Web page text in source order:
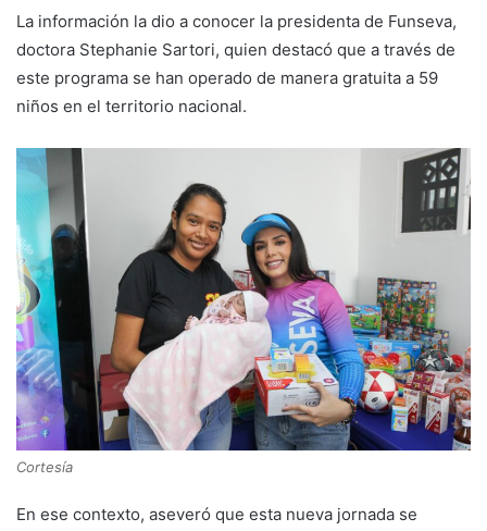
La información la dio a conocer la presidenta de Funseva,
doctora Stephanie Sartori, quien destacó que a través de
este programa se han operado de manera gratuita a 59
niños en el territorio nacional.
Cortesía
En ese contexto, aseveró que esta nueva jornada se